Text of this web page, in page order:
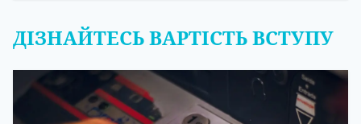
ДІЗНАЙТЕСЬ ВАРТІСТЬ ВСТУПУ